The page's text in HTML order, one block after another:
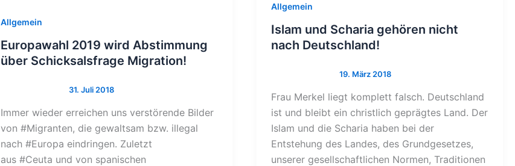
Allgemein
Europawahl 2019 wird Abstimmung
über Schicksalsfrage Migration!
Immer wieder erreichen uns verstörende Bilder
von #Migranten, die gewaltsam bzw. illegal
nach #Europa eindringen. Zuletzt
aus #Ceuta und von spanischen
Allgemein
Islam und Scharia gehören nicht
nach Deutschland!
Frau Merkel liegt komplett falsch. Deutschland
ist und bleibt ein christlich geprägtes Land. Der
Islam und die Scharia haben bei der
Entstehung des Landes, des Grundgesetzes,
unserer gesellschaftlichen Normen, Traditionen